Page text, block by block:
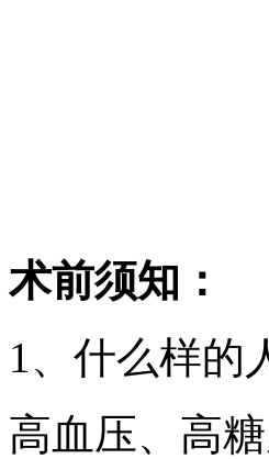
术前须知：
1、什么样的
高血压、高